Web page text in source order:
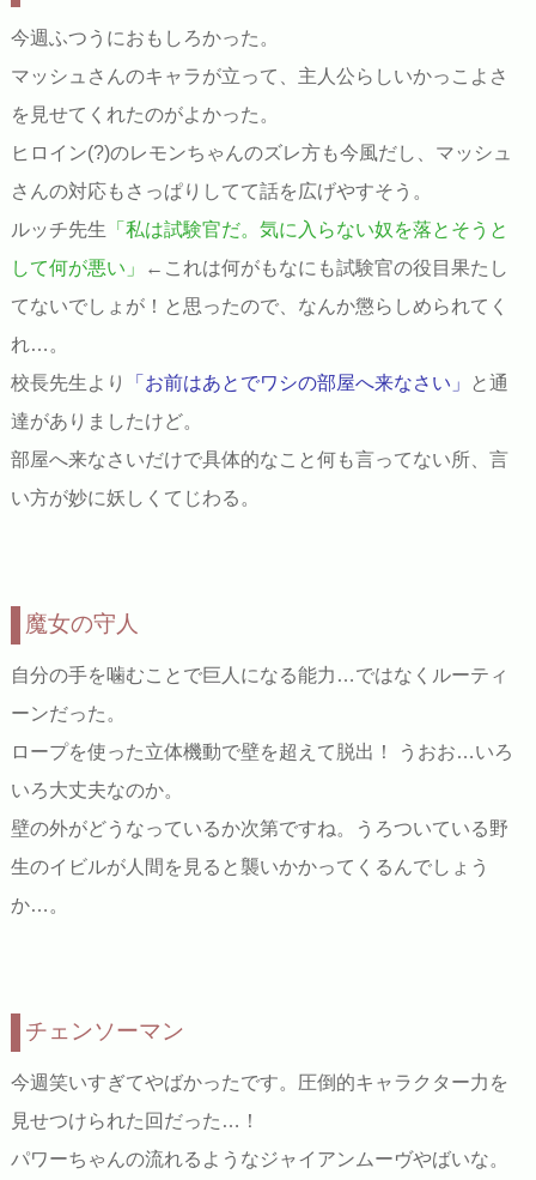
今週ふつうにおもしろかった。
マッシュさんのキャラが立って、主人公らしいかっこよさ
を見せてくれたのがよかった。
ヒロイン(?)のレモンちゃんのズレ方も今風だし、マッシュ
さんの対応もさっぱりしてて話を広げやすそう。
ルッチ先生 「私は試験官だ。気に入らない奴を落とそうと
して何が悪い」
←これは何がもなにも試験官の役目果たし
てないでしょが！と思ったので、なんか懲らしめられてく
れ…。
校長先生より
「お前はあとでワシの部屋へ来なさい」
と通
達がありましたけど。
部屋へ来なさいだけで具体的なこと何も言ってない所、言
い方が妙に妖しくてじわる。
魔女の守人
自分の手を噛むことで巨人になる能力…ではなくルーティ
ーンだった。
ロープを使った立体機動で壁を超えて脱出！ うおお…いろ
いろ大丈夫なのか。
壁の外がどうなっているか次第ですね。うろついている野
生のイビルが人間を見ると襲いかかってくるんでしょう
か…。
チェンソーマン
今週笑いすぎてやばかったです。圧倒的キャラクター力を
見せつけられた回だった…！
パワーちゃんの流れるようなジャイアンムーヴやばいな。